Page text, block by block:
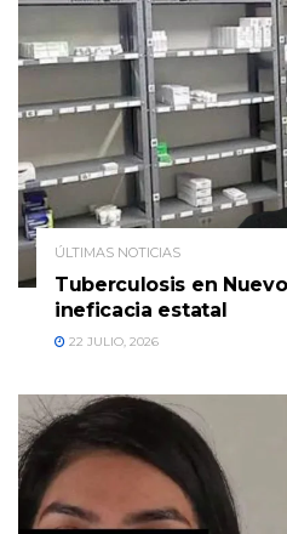
ÚLTIMAS NOTICIAS
Tuberculosis en
ineficacia estatal
22 JULIO, 2026